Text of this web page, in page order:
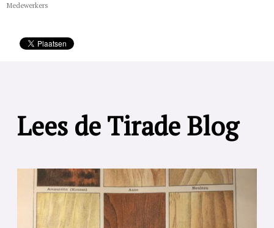
Medewerkers
Lees de Tirade Blog